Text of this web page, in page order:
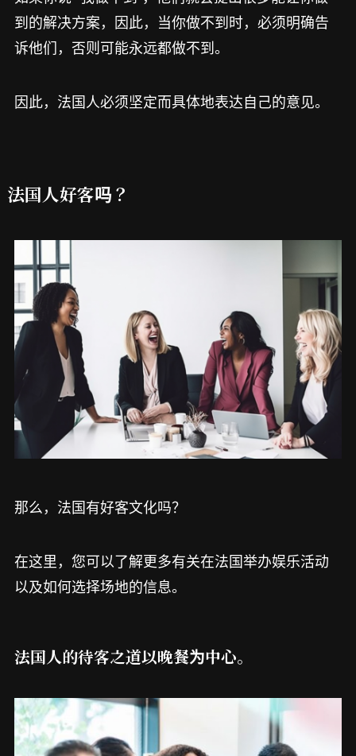
到的解决方案，因此，当你做不到时，必须明确告
诉他们，否则可能永远都做不到。
因此，法国人必须坚定而具体地表达自己的意见。
法国人好客吗？
那么，法国有好客文化吗？
在这里，您可以了解更多有关在法国举办娱乐活动
以及如何选择场地的信息。
法国人的待客之道以晚餐为中心。